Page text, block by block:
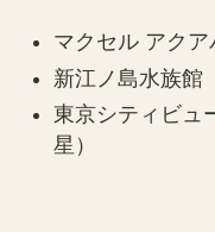
マクセル アクア
新江ノ島水族館
東京シティビュ
星）